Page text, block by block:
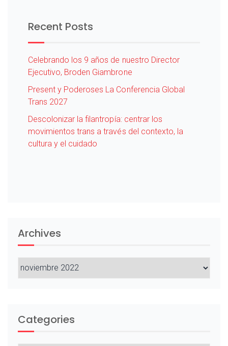
Recent Posts
Celebrando los 9 años de nuestro Director
Ejecutivo, Broden Giambrone
Present y Poderoses La Conferencia Global
Trans 2027
Descolonizar la filantropía: centrar los
movimientos trans a través del contexto, la
cultura y el cuidado
Archives
Archives
Categories